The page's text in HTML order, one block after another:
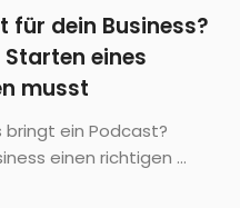
für dein Business?
eines
musst
bringt ein Podcast?
einen richtigen ...